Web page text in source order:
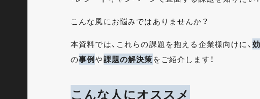
こんな風にお悩みではありませんか？
本資料では、これらの課題を抱える企業様向けに、
の事例や課題の解決策をご紹介します！
こんな人にオススメ